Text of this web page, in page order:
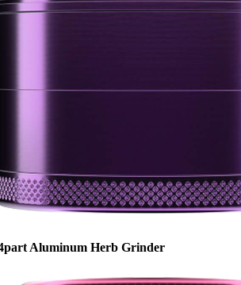
Aluminum Herb Grinder